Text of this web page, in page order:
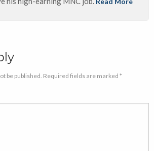
be published. Required fields are marked *